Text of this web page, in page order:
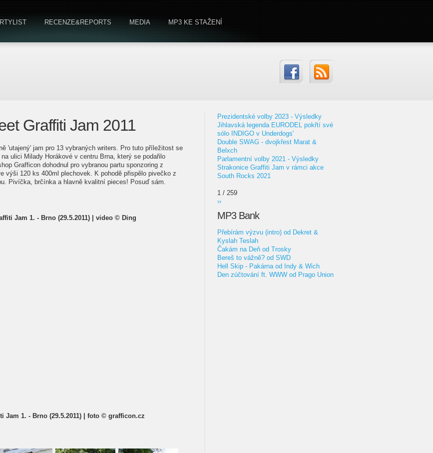
RECENZE&REPORTS MEDIA MP3 KE STAŽENÍ
Graffiti Jam 2011
'utajený' jam pro 13 vybraných writers. Pro tuto příležitost se
ulici Milady Horákové v centru Brna, který se podařilo
Grafficon dohodnul pro vybranou partu sponzoring z
výši 120 ks 400ml plechovek. K pohodě přispělo pivečko z
Pivíčka, brčínka a hlavně kvalitní pieces! Posuď sám.
Jam 1. - Brno (29.5.2011) | video © Ding
Jam 1. - Brno (29.5.2011) | foto © grafficon.cz
Prezidentské volby 2023 - Výsledky
Jihlavská legenda EURODEL pokřtí své
sólo INDIGO v Underdogs'
Double SWAG - dvojkřest Marat &
Belxch
Parlamentní volby 2021 - Výsledky
Strakonice Graffiti Jam v rámci akce
South Rocks 2021
1 / 259
››
MP3 Bank
Přebírám výzvu (intro) od Dekret &
Kyslah Teslah
Čakám na Deň od Trosky
Bereš to vážně? od SWD
Hell Skip - Pakárna od Indy & Wich
Den zúčtování ft. WWW od Prago Union